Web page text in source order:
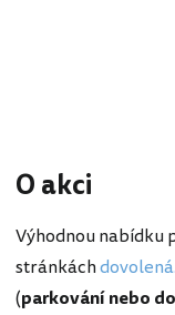
O akci
Výhodnou nabídku
stránkách
(parkování nebo